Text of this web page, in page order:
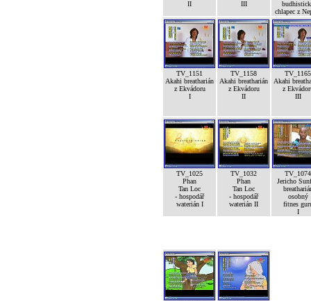
II III
chlapec z
TV_1151
Akahi breatharián
z Ekvádoru
I
TV_1158
Akahi breatharián
z Ekvádoru
II
TV_1165
Akahi
z
III
TV_1025
Phan
Tan Loc
- hospodář
waterián I
TV_1032
Phan
Tan Loc
- hospodář
waterián II
TV_1074
Jericho
osobný
fitnes
I